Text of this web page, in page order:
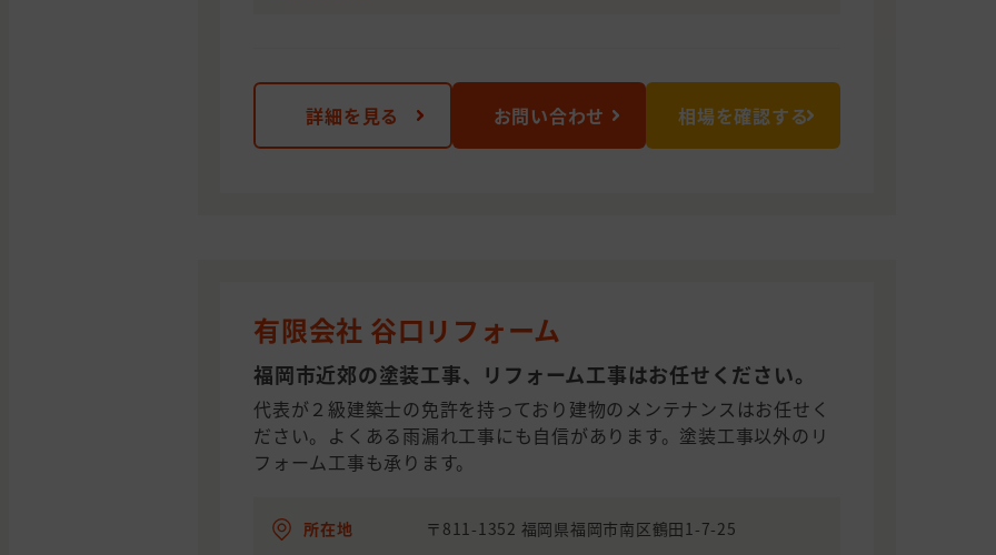
詳細を見る お問い合わせ 相場を確認する
有限会社 谷口リフォーム
福岡市近郊の塗装工事、リフォーム工事はお任せください。
代表が２級建築士の免許を持っており建物のメンテナンスはお任せく
ださい。よくある雨漏れ工事にも自信があります。塗装工事以外のリ
フォーム工事も承ります。
所在地 〒811-1352 福岡県福岡市南区鶴田1-7-25